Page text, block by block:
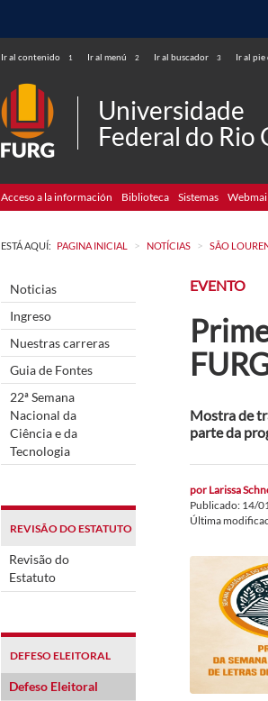
Ir al contenido 1 Ir al menú 2 Ir al buscador 3 Ir al pie
Universidade
Federal do Rio
Acceso a la información Biblioteca Sistemas Webmail
ESTÁ AQUÍ: PAGINA INICIAL > NOTÍCIAS > SÃO
Noticias
Ingreso
Nuestras carreras
Guia de Fontes
22ª Semana
Nacional da
Ciência e da
Tecnologia
REVISÃO DO ESTATUTO
Revisão do
Estatuto
DEFESO ELEITORAL
Defeso Eleitoral
EVENTO
Mostra de
parte da
por Larissa
Publicado: 14/
Última